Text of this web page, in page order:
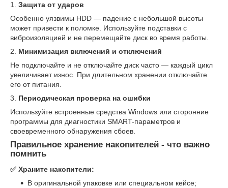
1. Защита от ударов
Особенно уязвимы HDD — падение с небольшой высоты
может привести к поломке. Используйте подставки с
виброизоляцией и не перемещайте диск во время работы.
2. Минимизация включений и отключений
Не подключайте и не отключайте диск часто — каждый цикл
увеличивает износ. При длительном хранении отключайте
его от питания.
3. Периодическая проверка на ошибки
Используйте встроенные средства Windows или сторонние
программы для диагностики SMART-параметров и
своевременного обнаружения сбоев.
Правильное хранение накопителей - что важно
помнить
✅ Храните накопители:
В оригинальной упаковке или специальном кейсе;